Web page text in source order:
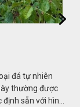
dựng, sắp đặt,
tự nhiên vào
ta gọi là “giả